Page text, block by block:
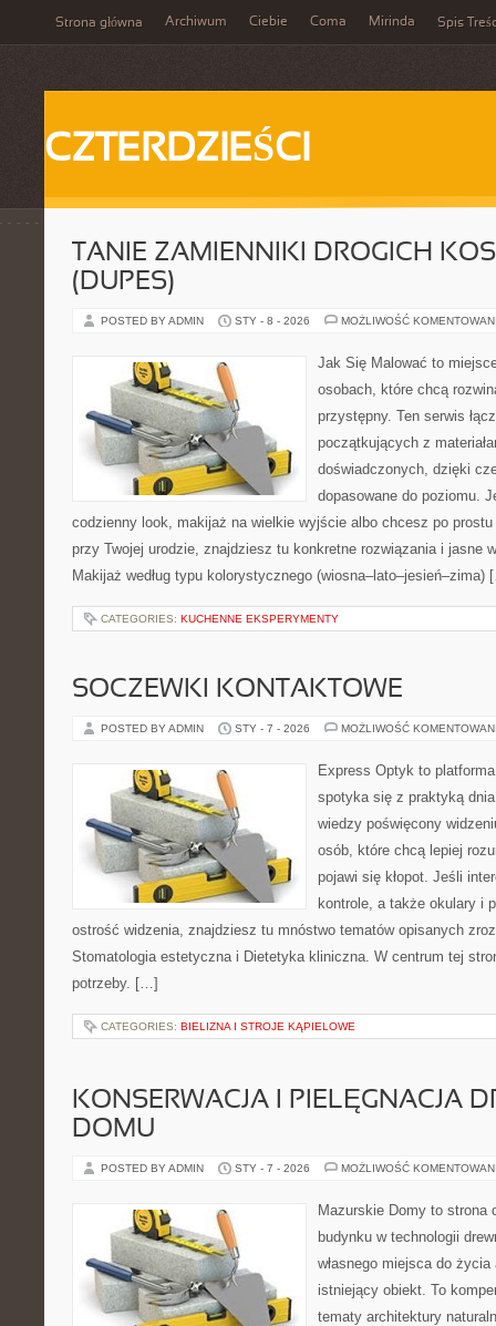
Strona główna Archiwum Ciebie Coma Mirinda Spis
CZTERDZIEŚCI
TANIE ZAMIENNIKI DROGICH
(DUPES)
POSTED BY ADMIN STY - 8 - 2026 MOŻLIWOŚĆ
Jak Się Malować to
osobach, które chcą
przystępny. Ten serwis
początkujących z
doświadczonych, dzięki
dopasowane do poziomu.
codzienny look, makijaż na wielkie wyjście albo chcesz po prostu
przy Twojej urodzie, znajdziesz tu konkretne rozwiązania i jasne
Makijaż według typu kolorystycznego (wiosna–lato–jesień–zima)
CATEGORIES: KUCHENNE EKSPERYMENTY
SOCZEWKI KONTAKTOWE
POSTED BY ADMIN STY - 7 - 2026 MOŻLIWOŚĆ
Express Optyk to
spotyka się z praktyką
wiedzy poświęcony
osób, które chcą lepiej
pojawi się kłopot. Jeśli
kontrole, a także okulary i
ostrość widzenia, znajdziesz tu mnóstwo tematów opisanych
Stomatologia estetyczna i Dietetyka kliniczna. W centrum tej
potrzeby. […]
CATEGORIES: BIELIZNA I STROJE KĄPIELOWE
KONSERWACJA I PIELĘGNACJA
DOMU
POSTED BY ADMIN STY - 7 - 2026 MOŻLIWOŚĆ
Mazurskie Domy to strona
budynku w technologii
własnego miejsca do
istniejący obiekt. To
tematy architektury